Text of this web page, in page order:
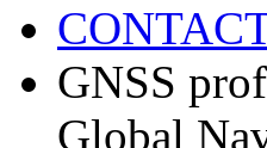
GNSS
Global